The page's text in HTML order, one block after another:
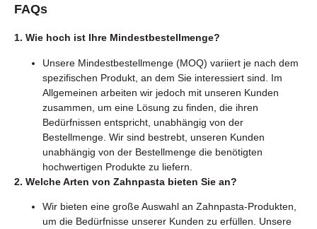
FAQs
1. Wie hoch ist Ihre Mindestbestellmenge?
Unsere Mindestbestellmenge (MOQ) variiert je nach dem
spezifischen Produkt, an dem Sie interessiert sind. Im
Allgemeinen arbeiten wir jedoch mit unseren Kunden
zusammen, um eine Lösung zu finden, die ihren
Bedürfnissen entspricht, unabhängig von der
Bestellmenge. Wir sind bestrebt, unseren Kunden
unabhängig von der Bestellmenge die benötigten
hochwertigen Produkte zu liefern.
2. Welche Arten von Zahnpasta bieten Sie an?
Wir bieten eine große Auswahl an Zahnpasta-Produkten,
um die Bedürfnisse unserer Kunden zu erfüllen. Unsere